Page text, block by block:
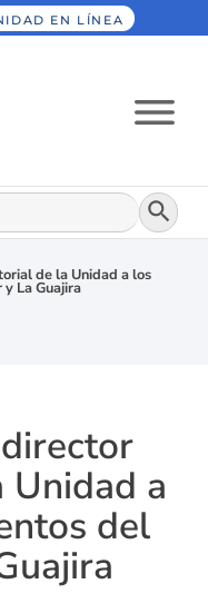
EN LÍNEA
Botón
de la Unidad a los
La Guajira
a
del